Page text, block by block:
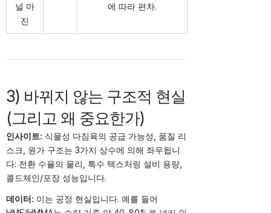
널 마
진
에 따라 편차.
3) 바뀌지 않는 구조적 현실
(그리고 왜 중요한가)
인사이트: 식물성 다짐육의 공급 가능성, 품질 리
스크, 원가 구조는 3가지 상수에 의해 좌우됩니
다: 전환 수율의 물리, 특수 텍스처링 설비 용량,
콜드체인/포장 성능입니다.
데이터: 이는 공정 현실입니다. 예를 들어